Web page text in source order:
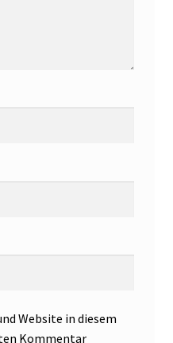
Website in diesem
Kommentar